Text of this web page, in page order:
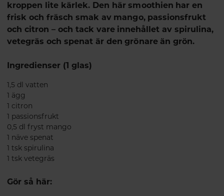
kroppen lite kärlek. Den här smoothien har en
frisk och fräsch smak av mango, passionsfrukt
och citron – och tack vare innehållet av spirulina,
vetegräs och spenat är den grönare än grön.
Ingredienser (1 glas)
1,5 dl vatten
1 ägg
1 citron
1 passionsfrukt
0,5 dl fryst mango
1 näve spenat
1 tsk spirulina
1 tsk vetegräs
Gör så här: